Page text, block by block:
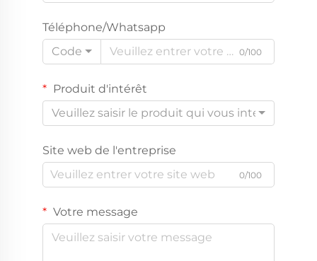
Téléphone/Whatsapp
Code
0/100
Produit d'intérêt
Veuillez saisir le produit qui vous intéresse
Site web de l'entreprise
0/100
Votre message